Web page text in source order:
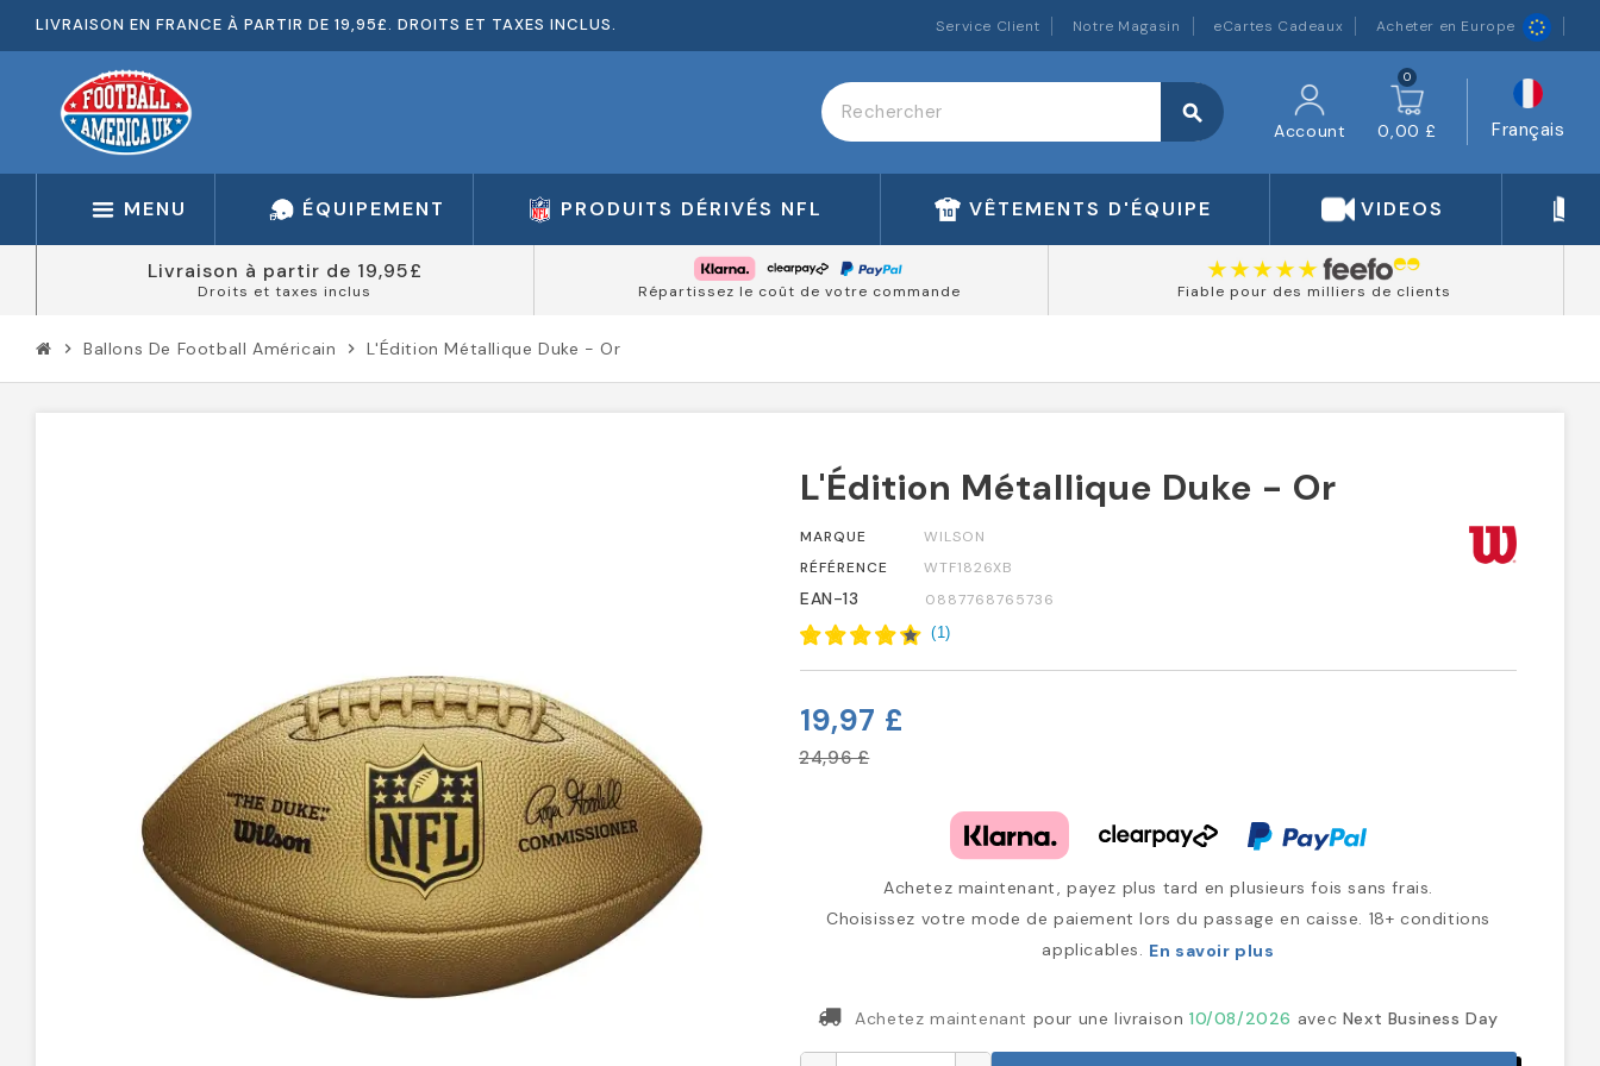
LIVRAISON EN FRANCE À PARTIR DE 19,95£. DROITS ET TAXES INCLUS. Service Client Notre Magasin eCartes Cadeaux Acheter en Europe
search
Account
0
0,00 £ Français
MENU ÉQUIPEMENT PRODUITS DÉRIVÉS NFL VÊTEMENTS D'ÉQUIPE VIDEOS
Livraison à partir de 19,95£
Droits et taxes inclus Répartissez le coût de votre commande Fiable pour des milliers de clients
chevron_right Ballons De Football Américain chevron_right L'Édition Métallique Duke - Or
L'Édition Métallique Duke - Or
MARQUE
WILSON
RÉFÉRENCE
WTF1826XB
EAN-13 0887768765736
(1)
19,97 £
24,96 £
Achetez maintenant, payez plus tard en plusieurs fois sans frais.
Choisissez votre mode de paiement lors du passage en caisse. 18+ conditions
applicables. En savoir plus
Achetez maintenant pour une livraison10/08/2026 avec Next Business Day